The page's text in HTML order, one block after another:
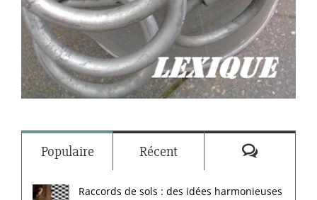
Populaire Récent
Raccords de sols : des idées harmonieuses